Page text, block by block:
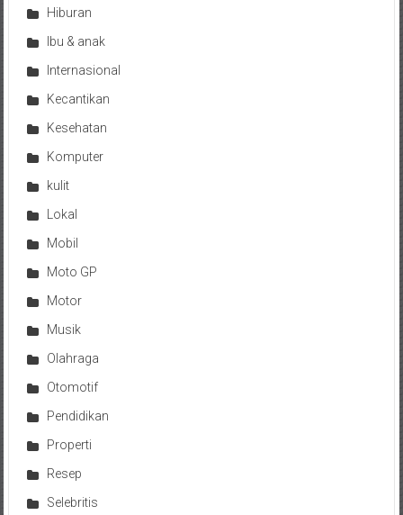
Hiburan
Ibu & anak
Internasional
Kecantikan
Kesehatan
Komputer
kulit
Lokal
Mobil
Moto GP
Motor
Musik
Olahraga
Otomotif
Pendidikan
Properti
Resep
Selebritis